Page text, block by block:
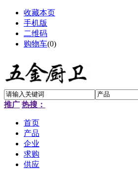
收藏本页
手机版
二维码
购物车(0)
推广 热搜：
首页
产品
企业
求购
供应